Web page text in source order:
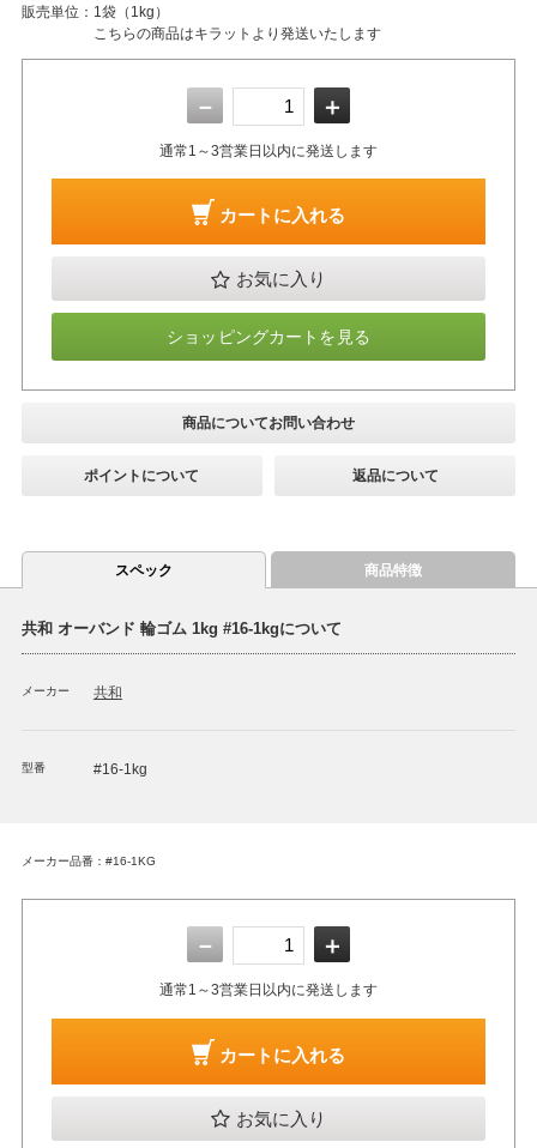
販売単位： 1袋（1kg）
こちらの商品はキラットより発送いたします
－ ＋
通常1～3営業日以内に発送します
カートに入れる
お気に入り
ショッピングカートを見る
商品についてお問い合わせ
ポイントについて 返品について
スペック 商品特徴
共和 オーバンド 輪ゴム 1kg #16-1kgについて
メーカー 共和
型番 #16-1kg
メーカー品番：#16-1KG
－ ＋
通常1～3営業日以内に発送します
カートに入れる
お気に入り